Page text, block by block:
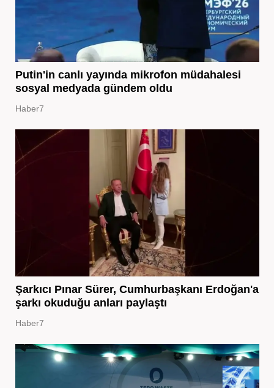
Putin'in canlı yayında mikrofon müdahalesi
sosyal medyada gündem oldu
Haber7
Şarkıcı Pınar Sürer, Cumhurbaşkanı Erdoğan'a
şarkı okuduğu anları paylaştı
Haber7